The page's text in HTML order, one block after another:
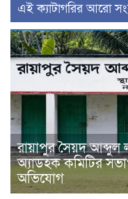
‍এই ক্যাটাগরির ‍আরো
রায়াপুর সৈয়দ আব্দুল
অ্যাডহক কমিটির
অভিযোগ